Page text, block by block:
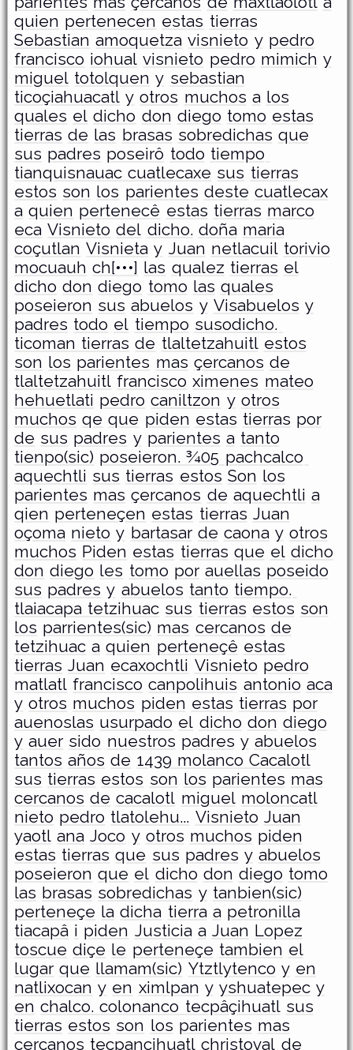
quien pertenecen estas tierras
Sebastian amoquetza visnieto y pedro
francisco iohual visnieto pedro mimich y
miguel totolquen y sebastian
ticoçiahuacatl y otros muchos a los
quales el dicho don diego tomo estas
tierras de las brasas sobredichas que
sus padres poseirô todo tiempo
tianquisnauac cuatlecaxe sus tierras
estos son los parientes deste cuatlecax
a quien pertenecê estas tierras marco
eca Visnieto del dicho. doña maria
coçutlan Visnieta y Juan netlacuil torivio
mocuauh ch[•••] las qualez tierras el
dicho don diego tomo las quales
poseieron sus abuelos y Visabuelos y
padres todo el tiempo susodicho.
ticoman tierras de tlaltetzahuitl estos
son los parientes mas çercanos de
tlaltetzahuitl francisco ximenes mateo
hehuetlati pedro caniltzon y otros
muchos qe que piden estas tierras por
de sus padres y parientes a tanto
tienpo(sic) poseieron. ¾05 pachcalco
aquechtli sus tierras estos Son los
parientes mas çercanos de aquechtli a
qien perteneçen estas tierras Juan
oçoma nieto y bartasar de caona y otros
muchos Piden estas tierras que el dicho
don diego les tomo por auellas poseido
sus padres y abuelos tanto tiempo.
tlaiacapa tetzihuac sus tierras estos son
los parrientes(sic) mas cercanos de
tetzihuac a quien perteneçê estas
tierras Juan ecaxochtli Visnieto pedro
matlatl francisco canpolihuis antonio aca
y otros muchos piden estas tierras por
auenoslas usurpado el dicho don diego
y auer sido nuestros padres y abuelos
tantos años de 1439 molanco Cacalotl
sus tierras estos son los parientes mas
cercanos de cacalotl miguel moloncatl
nieto pedro tlatolehu... Visnieto Juan
yaotl ana Joco y otros muchos piden
estas tierras que sus padres y abuelos
poseieron que el dicho don diego tomo
las brasas sobredichas y tanbien(sic)
perteneçe la dicha tierra a petronilla
tiacapâ i piden Justicia a Juan Lopez
toscue diçe le perteneçe tambien el
lugar que llamam(sic) Ytztlytenco y en
natlixocan y en ximlpan y yshuatepec y
en chalco. colonanco tecpâçihuatl sus
tierras estos son los parientes mas
çercanos tecpancihuatl christoval de